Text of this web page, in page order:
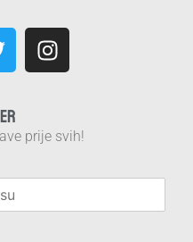
prije svih!